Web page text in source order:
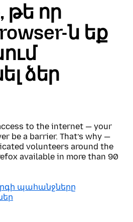
թե որ
ն եք
ձեր
to the internet — your
be a barrier. That’s why —
volunteers around the
available in more than 90
պահանջները